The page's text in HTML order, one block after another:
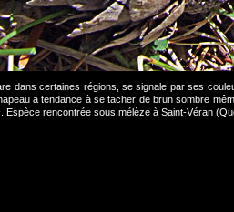
dans certaines régions, se signale par ses
a tendance à se tacher de brun sombre
. Espèce rencontrée sous mélèze à Saint-Véran